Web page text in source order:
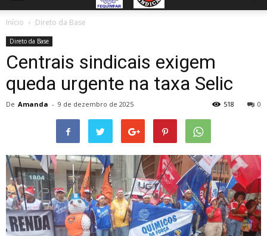
Início Direto da Base
Direto da Base
Centrais sindicais exigem
queda urgente na taxa Selic
De Amanda - 9 de dezembro de 2025 0
518